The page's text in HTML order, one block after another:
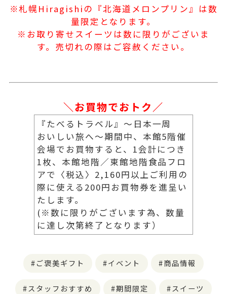
※札幌Hiragishiの『北海道メロンプリン』は数
量限定となります。
※お取り寄せスイーツは数に限りがございま
す。売切れの際はご容赦ください。
＼お買物でおトク／
『たべるトラベル』～日本一周
おいしい旅へ～期間中、本館5階催
会場でお買物すると、1会計につき
1枚、本館地階／東館地階食品フロ
アで〈税込〉2,160円以上ご利用の
際に使える200円お買物券を進呈い
たします。
(※数に限りがございます為、数量
に達し次第終了となります）
ご褒美ギフト イベント 商品情報
スタッフおすすめ 期間限定 スイーツ